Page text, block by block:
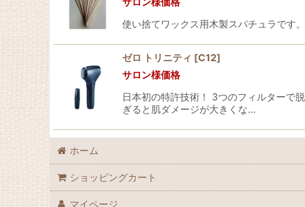
使い捨てワックス用木製スパチュラで
ゼロ トリニティ [C12]
サロン様価格
日本初の特許技術！ 3つのフィルターで
ぎると肌ダメージが大きくな…
ホーム
ショッピングカート
マイページ